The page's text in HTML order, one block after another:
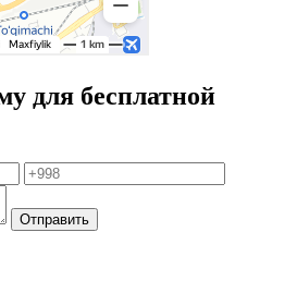
для бесплатной
Отправить